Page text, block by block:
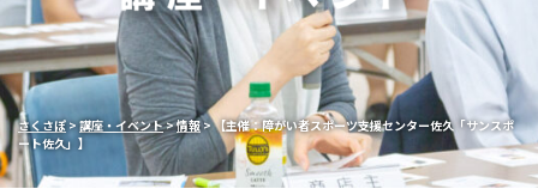
さくさぽ>講座・イベント>情報>【主催：障がい者スポーツ支援センター佐久「サンスポ
ート佐久」】